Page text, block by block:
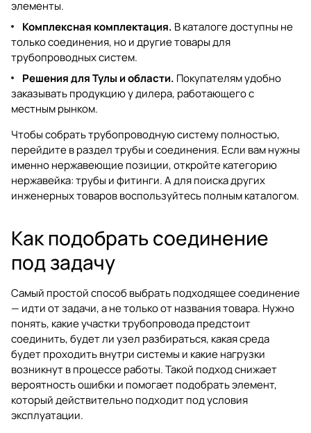
элементы.
Комплексная комплектация. В каталоге доступны не
только соединения, но и другие товары для
трубопроводных систем.
Решения для Тулы и области. Покупателям удобно
заказывать продукцию у дилера, работающего с
местным рынком.
Чтобы собрать трубопроводную систему полностью,
перейдите в разделтрубы и соединения. Если вам нужны
именно нержавеющие позиции, откройте категорию
нержавейка: трубы и фитинги. А для поиска других
инженерных товаров воспользуйтесь полнымкаталогом.
Как подобрать соединение
под задачу
Самый простой способ выбрать подходящее соединение
— идти от задачи, а не только от названия товара. Нужно
понять, какие участки трубопровода предстоит
соединить, будет ли узел разбираться, какая среда
будет проходить внутри системы и какие нагрузки
возникнут в процессе работы. Такой подход снижает
вероятность ошибки и помогает подобрать элемент,
который действительно подходит под условия
эксплуатации.